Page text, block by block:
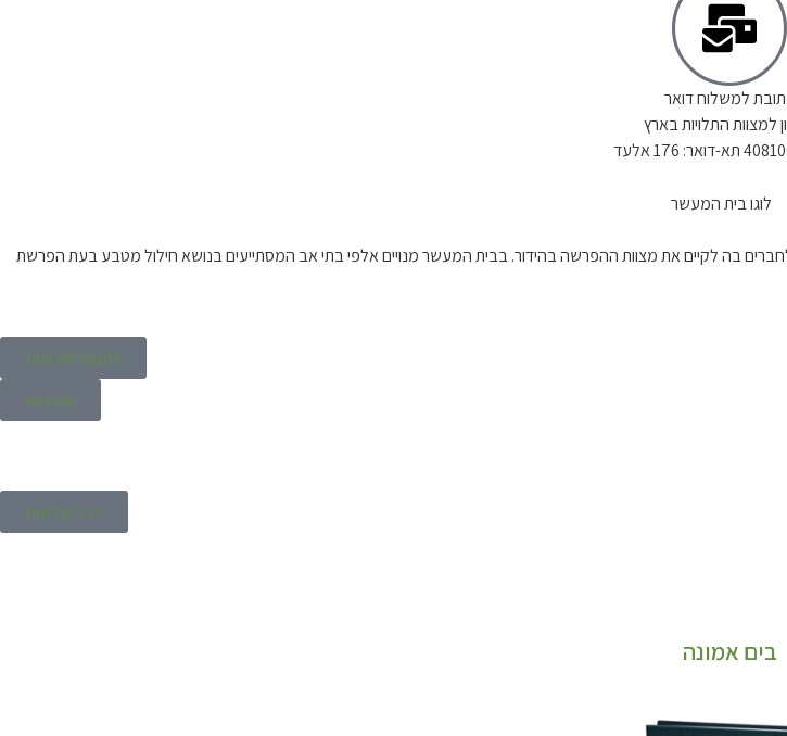
למשלוח דואר
למצוות התלויות בארץ
בה לקיים את מצוות ההפרשה בהידור. בבית המעשר מנויים אלפי בתי אב המסתייעים בנושא חילול מטבע בעת הפרשת
להצטרפות כעת
מנוי קיים
לכל הגליונות
בים אמונה